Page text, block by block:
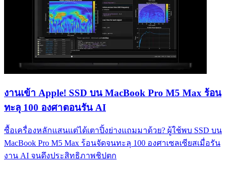
งานเข้า Apple! SSD บน MacBook Pro M5 Max ร้อน
ทะลุ 100 องศาตอนรัน AI
ซื้อเครื่องหลักแสนแต่ได้เตาปิ้งย่างแถมมาด้วย? ผู้ใช้พบ SSD บน
MacBook Pro M5 Max ร้อนจัดจนทะลุ 100 องศาเซลเซียสเมื่อรัน
งาน AI จนดึงประสิทธิภาพชิปตก